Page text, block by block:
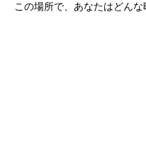
この場所で、あなたはどんな